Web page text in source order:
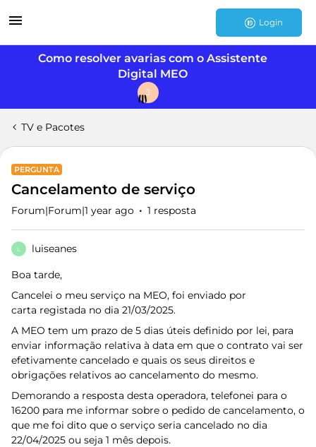
Login
Como resolver avarias com o Assistente
Digital MEO
J
TV e Pacotes
PERGUNTA
Cancelamento de serviço
Forum|Forum|1 year ago 1 resposta
L luiseanes
Boa tarde,
Cancelei o meu serviço na MEO, foi enviado por
carta registada no dia 21/03/2025.
A MEO tem um prazo de 5 dias úteis definido por lei, para
enviar informação relativa à data em que o contrato vai ser
efetivamente cancelado e quais os seus direitos e
obrigações relativos ao cancelamento do mesmo.
Demorando a resposta desta operadora, telefonei para o
16200 para me informar sobre o pedido de cancelamento, o
que me foi dito que o serviço seria cancelado no dia
22/04/2025 ou seja 1 mês depois.